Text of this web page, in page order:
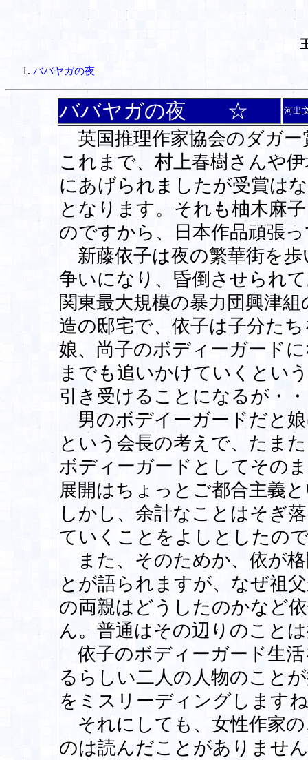
ババヤガの夜
ババヤガの夜 ☆ 河出
英国推理作家協会のダガー
これまで、村上春樹さんや
にあげられましたが受賞は
となります。それも柚木麻
のですから、日本作品頑張
新藤依子は夜の繁華街を
争いになり、昏倒させられ
関東最大規模の暴力団興津
造の邸宅で、依子は子分た
娘、尚子のボディーガード
までも追いかけていくとい
引き受けることになるが・
男のボデイーガードだと
という会長の考えで、たま
ボディーガードとしてその
展開はちょっとご都合主義
しかし、余計なことはそぎ
ていくことをよしとしたの
また、そのためか、依が
とが語られますが、なぜ祖
の両親はどうしたのかなど
ん。普通はその辺りのこと
依子のボディーガード生活
るらしい二人の人物のこと
をミスリーディングします
それにしても、女性作家
のは読んだことがありませ